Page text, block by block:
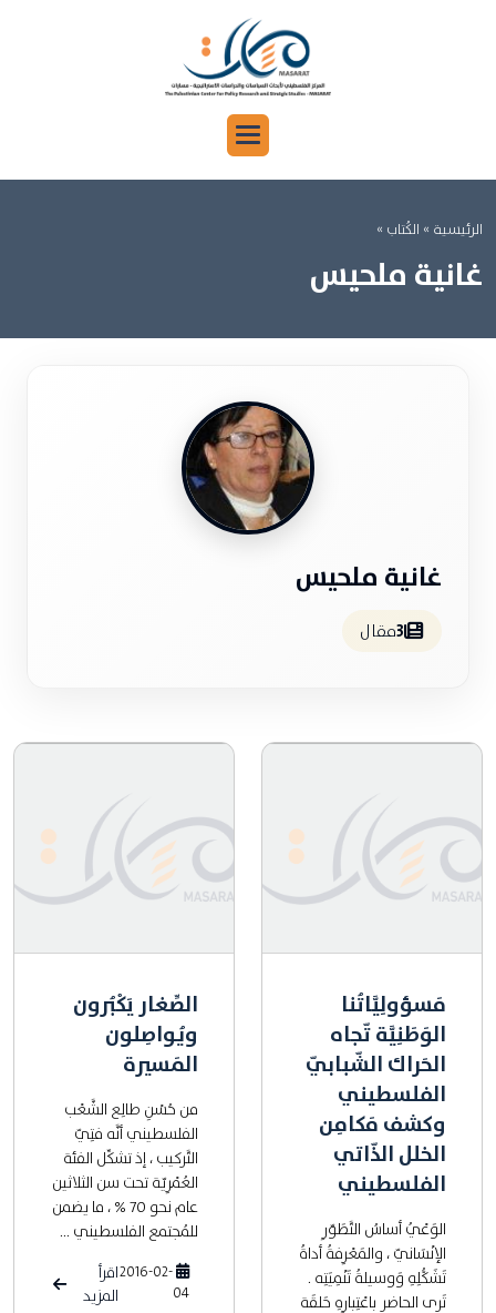
الرئيسية » الكُتاب »
غانية ملحيس
غانية ملحيس
3مقال
مَسؤولِيَّاتُنا
الوَطَنِيَّة تّجاه
الحَراك الشّبابيّ
الفلسطيني
وكشف مَكامِن
الخلل الذّاتي
الفلسطيني
الوَعْيُ أساسُ التَّطَوّرِ
الإنْسَانيّ ، والمَعْرِفةُ أداةُ
تَشَكُّلِهِ وَوسيلةُ تَنْمِيَتِه .
تَرى الحاضر باعْتِبارِهِ حَلقَة
الصِّغار يَكْبُرون
ويُواصِلون
المَسيرة
من حُسْنِ طالِع الشَّعْب
الفلسطيني أنَّه فتِيّ
التَّركيب ، إذ تشكِّل الفئة
العُمْرِيّة تحت سن الثلاثين
عام نحو 70 % ، ما يضمن
للمُجتمع الفلسطيني ...
2016-02-
04
اقرأ
المزيد